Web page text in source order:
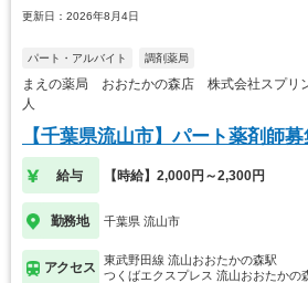
更新日：2026年8月4日
パート・アルバイト 調剤薬局
まえの薬局 おおたかの森店 株式会社スプリ
人
【千葉県流山市】パート薬剤師募
給与 【時給】2,000円～2,300円
勤務地 千葉県 流山市
アクセス
東武野田線 流山おおたかの森駅
つくばエクスプレス 流山おおたかの